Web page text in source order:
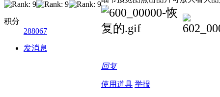
积分
288067
发消息
回复
使用道具 举报